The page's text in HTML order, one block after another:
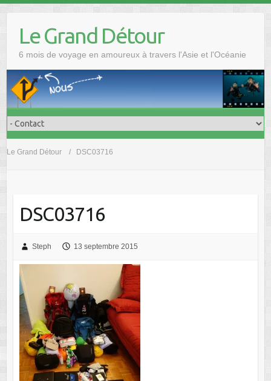
Le Grand Détour
6 mois de voyage en amoureux à travers l'Asie et l'Océanie
Le Grand Détour DSC03716
DSC03716
Steph 13 septembre 2015